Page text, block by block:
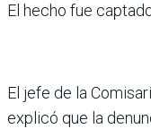
El hecho fue
El jefe de la
explicó que la